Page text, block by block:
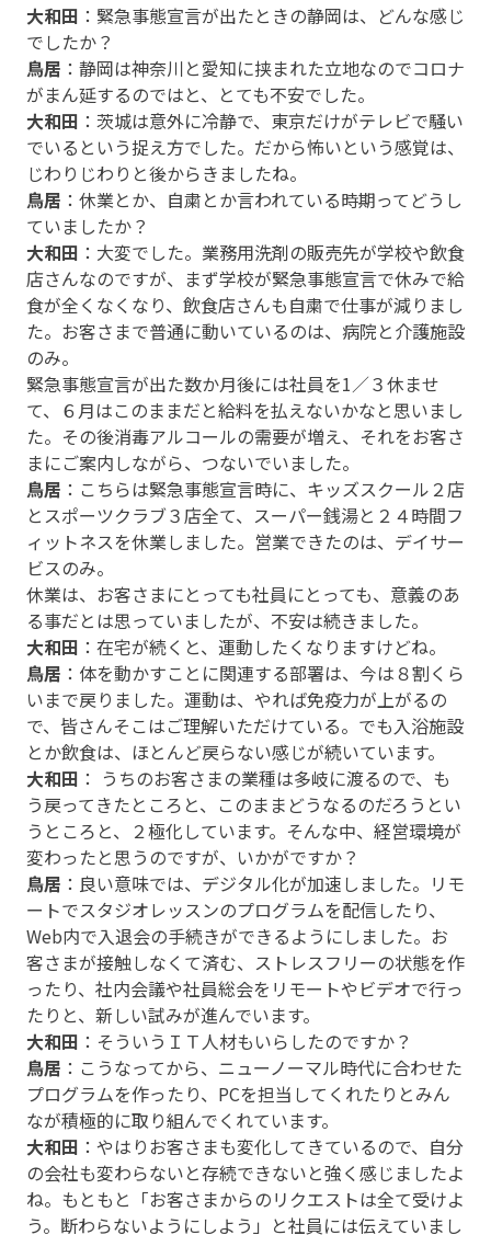
大和田 ：緊急事態宣言が出たときの静岡は、どんな感じ
でしたか？
鳥居 ：静岡は神奈川と愛知に挟まれた立地なのでコロナ
がまん延するのではと、とても不安でした。
大和田 ：茨城は意外に冷静で、東京だけがテレビで騒い
でいるという捉え方でした。だから怖いという感覚は、
じわりじわりと後からきましたね。
鳥居 ：休業とか、自粛とか言われている時期ってどうし
ていましたか？
大和田 ：大変でした。業務用洗剤の販売先が学校や飲食
店さんなのですが、まず学校が緊急事態宣言で休みで給
食が全くなくなり、飲食店さんも自粛で仕事が減りまし
た。お客さまで普通に動いているのは、病院と介護施設
のみ。
緊急事態宣言が出た数か月後には社員を1／３休ませ
て、６月はこのままだと給料を払えないかなと思いまし
た。その後消毒アルコールの需要が増え、それをお客さ
まにご案内しながら、つないでいました。
鳥居 ：こちらは緊急事態宣言時に、キッズスクール２店
とスポーツクラブ３店全て、スーパー銭湯と２４時間フ
ィットネスを休業しました。営業できたのは、デイサー
ビスのみ。
休業は、お客さまにとっても社員にとっても、意義のあ
る事だとは思っていましたが、不安は続きました。
大和田 ：在宅が続くと、運動したくなりますけどね。
鳥居 ：体を動かすことに関連する部署は、今は８割くら
いまで戻りました。運動は、やれば免疫力が上がるの
で、皆さんそこはご理解いただけている。でも入浴施設
とか飲食は、ほとんど戻らない感じが続いています。
大和田 ： うちのお客さまの業種は多岐に渡るので、も
う戻ってきたところと、このままどうなるのだろうとい
うところと、２極化しています。そんな中、経営環境が
変わったと思うのですが、いかがですか？
鳥居 ：良い意味では、デジタル化が加速しました。リモ
ートでスタジオレッスンのプログラムを配信したり、
Web内で入退会の手続きができるようにしました。お
客さまが接触しなくて済む、ストレスフリーの状態を作
ったり、社内会議や社員総会をリモートやビデオで行っ
たりと、新しい試みが進んでいます。
大和田 ：そういうＩＴ人材もいらしたのですか？
鳥居 ：こうなってから、ニューノーマル時代に合わせた
プログラムを作ったり、PCを担当してくれたりとみん
なが積極的に取り組んでくれています。
大和田 ：やはりお客さまも変化してきているので、自分
の会社も変わらないと存続できないと強く感じましたよ
ね。もともと「お客さまからのリクエストは全て受けよ
う。断わらないようにしよう」と社員には伝えていまし